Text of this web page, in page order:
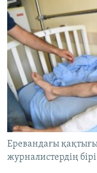
АРНАЙЫ ЖОБАЛАР
Русский
ЖАЗЫЛЫҢЫЗ
Басқа тілдерде
Еревандағы
журналистердің